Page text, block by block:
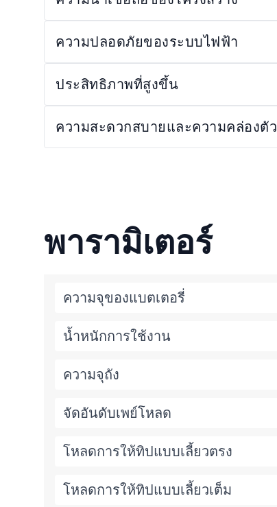
ความปลอดภัยของระบบไฟฟ้า
ประสิทธิภาพที่สูงขึ้น
ความสะดวกสบายและความคล่องตัว
พารามิเตอร์
ความจุของแบตเตอรี่
น้ำหนักการใช้งาน
ความจุถัง
จัดอันดับเพย์โหลด
โหลดการให้ทิปแบบเลี้ยวตรง
โหลดการให้ทิปแบบเลี้ยวเต็ม